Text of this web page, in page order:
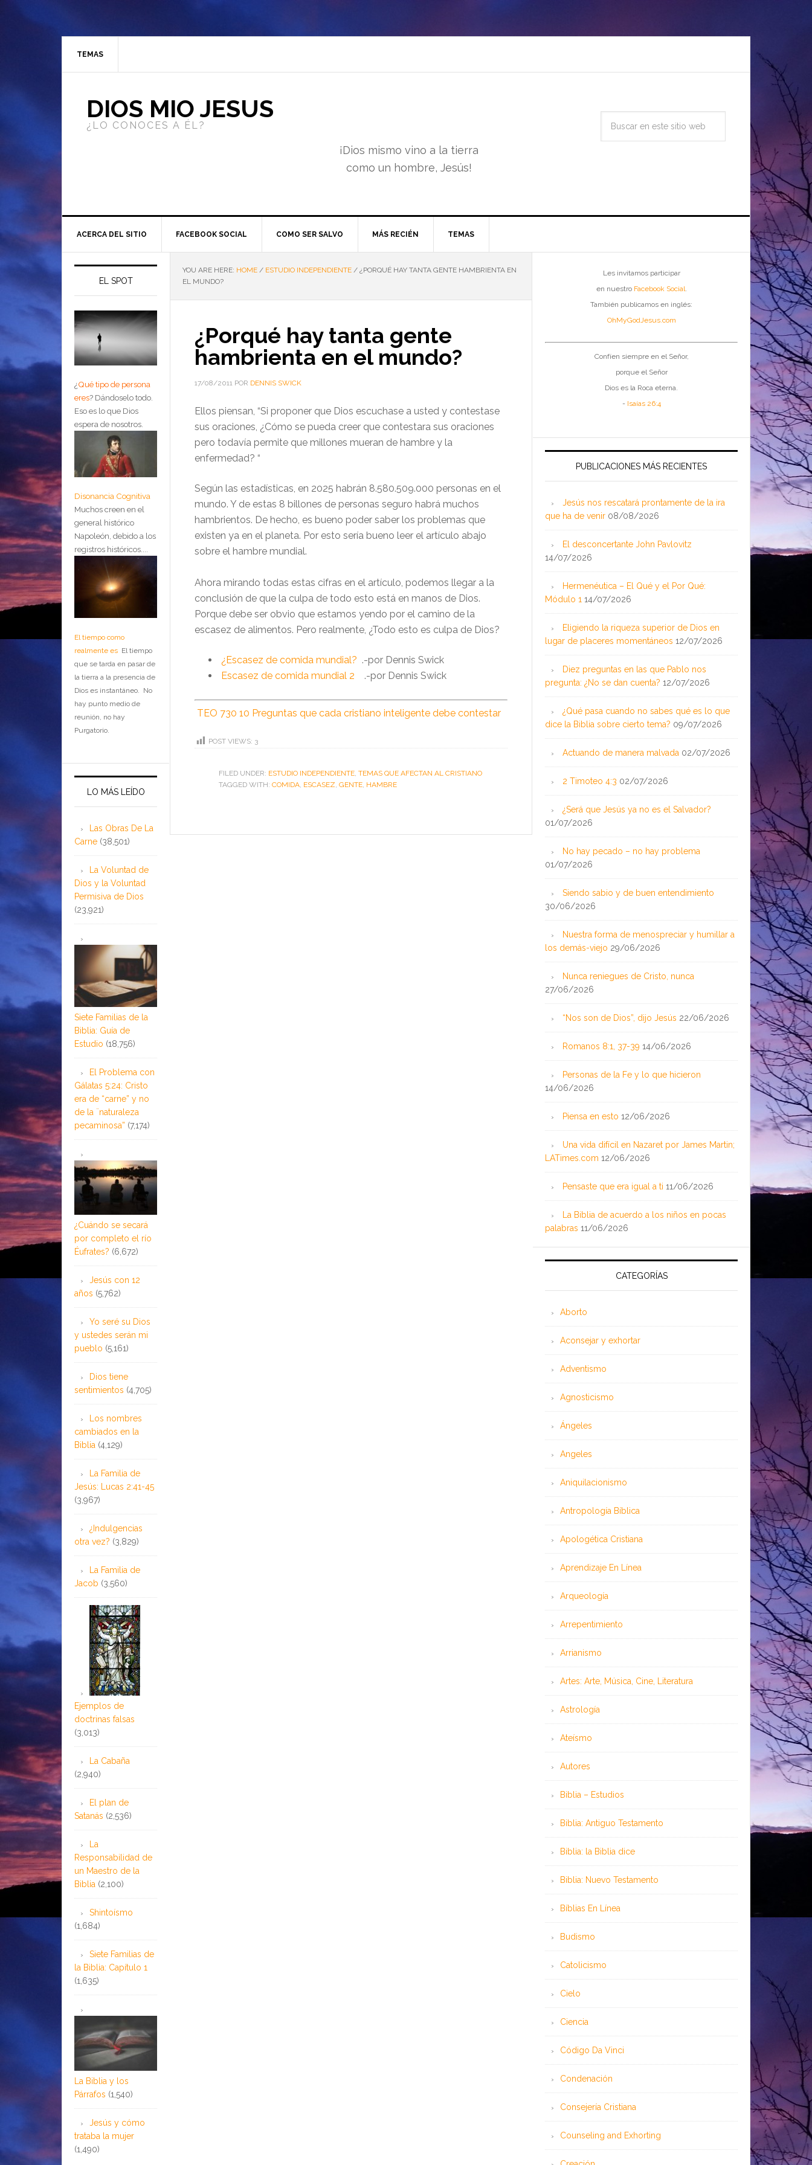
TEMAS
DIOS MIO JESUS
¿LO CONOCES A ÉL?
¡Dios mismo vino a la tierra
como un hombre, Jesús!
ACERCA DEL SITIO FACEBOOK SOCIAL COMO SER SALVO MÁS RECIÉN TEMAS
YOU ARE HERE: HOME / ESTUDIO INDEPENDIENTE / ¿PORQUÉ HAY TANTA GENTE HAMBRIENTA EN
EL MUNDO?
¿Porqué hay tanta gente
hambrienta en el mundo?
17/08/2011 POR DENNIS SWICK
Ellos piensan, “Si proponer que Dios escuchase a usted y contestase
sus oraciones, ¿Cómo se pueda creer que contestara sus oraciones
pero todavía permite que millones mueran de hambre y la
enfermedad? “
Según las estadísticas, en 2025 habrán 8.580.509.000 personas en el
mundo. Y de estas 8 billones de personas seguro habrá muchos
hambrientos. De hecho, es bueno poder saber los problemas que
existen ya en el planeta. Por esto sería bueno leer el artículo abajo
sobre el hambre mundial.
Ahora mirando todas estas cifras en el artículo, podemos llegar a la
conclusión de que la culpa de todo esto está en manos de Dios.
Porque debe ser obvio que estamos yendo por el camino de la
escasez de alimentos. Pero realmente, ¿Todo esto es culpa de Dios?
¿Escasez de comida mundial? .-por Dennis Swick
Escasez de comida mundial 2 .-por Dennis Swick
TEO 730 10 Preguntas que cada cristiano inteligente debe contestar
POST VIEWS: 3
FILED UNDER: ESTUDIO INDEPENDIENTE, TEMAS QUE AFECTAN AL CRISTIANO
TAGGED WITH: COMIDA, ESCASEZ, GENTE, HAMBRE
Les invitamos participar
en nuestro Facebook Social.
También publicamos en inglés:
OhMyGodJesus.com
Confíen siempre en el Señor,
porque el Señor
Dios es la Roca eterna.
- Isaías 26:4
PUBLICACIONES MÁS RECIENTES
Jesús nos rescatará prontamente de la ira
que ha de venir 08/08/2026
El desconcertante John Pavlovitz
14/07/2026
Hermenéutica – El Qué y el Por Qué:
Módulo 1 14/07/2026
Eligiendo la riqueza superior de Dios en
lugar de placeres momentáneos 12/07/2026
Diez preguntas en las que Pablo nos
pregunta: ¿No se dan cuenta? 12/07/2026
¿Qué pasa cuando no sabes qué es lo que
dice la Biblia sobre cierto tema? 09/07/2026
Actuando de manera malvada 02/07/2026
2 Timoteo 4:3 02/07/2026
¿Será que Jesús ya no es el Salvador?
01/07/2026
No hay pecado – no hay problema
01/07/2026
Siendo sabio y de buen entendimiento
30/06/2026
Nuestra forma de menospreciar y humillar a
los demás-viejo 29/06/2026
Nunca reniegues de Cristo, nunca
27/06/2026
“Nos son de Dios”, dijo Jesús 22/06/2026
Romanos 8:1, 37-39 14/06/2026
Personas de la Fe y lo que hicieron
14/06/2026
Piensa en esto 12/06/2026
Una vida difícil en Nazaret por James Martin;
LATimes.com 12/06/2026
Pensaste que era igual a ti 11/06/2026
La Biblia de acuerdo a los niños en pocas
palabras 11/06/2026
CATEGORÍAS
Aborto
Aconsejar y exhortar
Adventismo
Agnosticismo
Ángeles
Angeles
Aniquilacionismo
Antropología Bíblica
Apologética Cristiana
Aprendizaje En Línea
Arqueología
Arrepentimiento
Arrianismo
Artes: Arte, Música, Cine, Literatura
Astrología
Ateísmo
Autores
Biblia – Estudios
Biblia: Antiguo Testamento
Biblia: la Biblia dice
Biblia: Nuevo Testamento
Bíblias En Línea
Budismo
Catolicismo
Cielo
Ciencia
Código Da Vinci
Condenación
Consejería Cristiana
Counseling and Exhorting
EL SPOT
¿Qué tipo de persona
eres? Dándoselo todo.
Eso es lo que Dios
espera de nosotros.
Disonancia Cognitiva
Muchos creen en el
general histórico
Napoleón, debido a los
registros históricos....
El tiempo como
realmente es El tiempo
que se tarda en pasar de
la tierra a la presencia de
Dios es instantáneo. No
hay punto medio de
reunión, no hay
Purgatorio.
LO MÁS LEÍDO
Las Obras De La
Carne (38,501)
La Voluntad de
Dios y la Voluntad
Permisiva de Dios
(23,921)
Siete Familias de la
Biblia: Guía de
Estudio (18,756)
El Problema con
Gálatas 5:24: Cristo
era de “carne” y no
de la ¨naturaleza
pecaminosa” (7,174)
¿Cuándo se secará
por completo el río
Éufrates? (6,672)
Jesús con 12
años (5,762)
Yo seré su Dios
y ustedes serán mi
pueblo (5,161)
Dios tiene
sentimientos (4,705)
Los nombres
cambiados en la
Biblia (4,129)
La Familia de
Jesús: Lucas 2:41-45
(3,967)
¿Indulgencias
otra vez? (3,829)
La Familia de
Jacob (3,560)
Ejemplos de
doctrinas falsas
(3,013)
La Cabaña
(2,940)
El plan de
Satanás (2,536)
La
Responsabilidad de
un Maestro de la
Biblia (2,100)
Shintoísmo
(1,684)
Siete Familias de
la Biblia: Capítulo 1
(1,635)
La Biblia y los
Párrafos (1,540)
Jesús y cómo
trataba la mujer
(1,490)